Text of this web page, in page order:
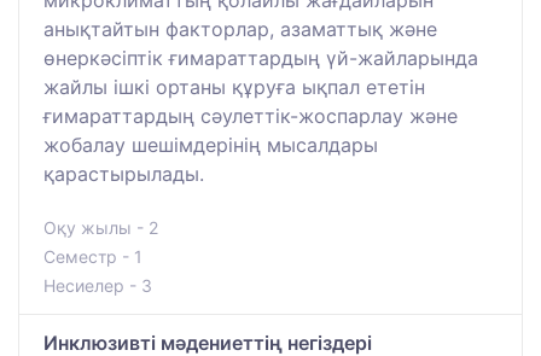
анықтайтын факторлар, азаматтық және
өнеркәсіптік ғимараттардың үй-жайларында
жайлы ішкі ортаны құруға ықпал ететін
ғимараттардың сәулеттік-жоспарлау және
жобалау шешімдерінің мысалдары
қарастырылады.
Оқу жылы - 2
Семестр - 1
Несиелер - 3
Инклюзивті мәдениеттің негіздері